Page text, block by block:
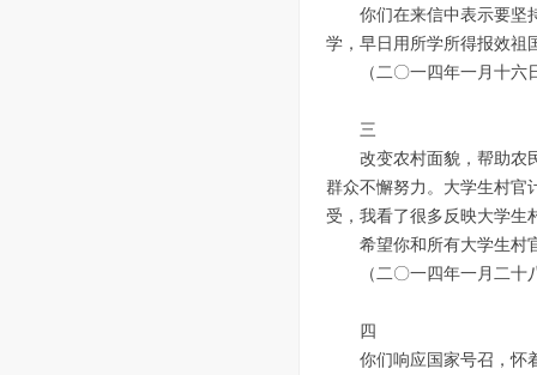
你们在来信中表示要坚
学，早日用所学所得报效祖
（二〇一四年一月十
三
改变农村面貌，帮助农
群众不懈努力。大学生村官
受，我看了很多反映大学生
希望你和所有大学生村
（二〇一四年一月二
四
你们响应国家号召，怀